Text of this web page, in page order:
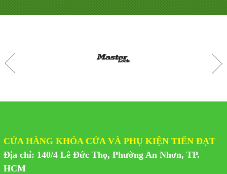
CỬA HÀNG KHÓA CỬA VÀ PHỤ KIỆN TIẾN ĐẠT
Địa chỉ: 140/4 Lê Đức Thọ, Phường An Nhơn, TP.
HCM